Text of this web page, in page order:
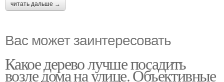
читать дальше →
Вас может заинтересовать
Какое дерево лучше посадить
возле дома на улице. Объективные